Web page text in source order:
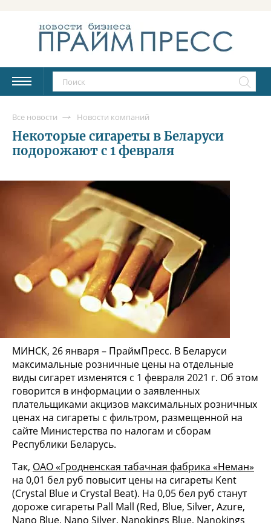
Все новости Новости компаний
Некоторые сигареты в Беларуси
подорожают с 1 февраля
МИНСК, 26 января – ПраймПресс. В Беларуси
максимальные розничные цены на отдельные
виды сигарет изменятся с 1 февраля 2021 г. Об этом
говорится в информации о заявленных
плательщиками акцизов максимальных розничных
ценах на сигареты с фильтром, размещенной на
сайте Министерства по налогам и сборам
Республики Беларусь.
Так, ОАО «Гродненская табачная фабрика «Неман»
на 0,01 бел руб повысит цены на сигареты Kent
(Crystal Blue и Crystal Beat). На 0,05 бел руб станут
дороже сигареты Pall Mall (Red, Blue, Silver, Azure,
Nano Blue, Nano Silver, Nanokings Blue, Nanokings